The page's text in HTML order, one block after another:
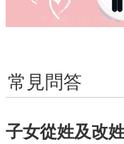
常見問答
子女從姓及改